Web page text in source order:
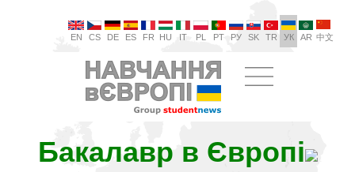
EN CS DE ES FR HU IT PL PT РУ SK TR УК AR 中文
Бакалавр в Європі